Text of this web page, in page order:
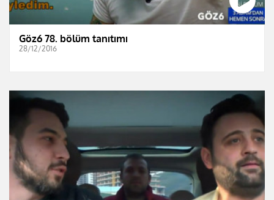
Göz6 78. bölüm tanıtımı
28/12/2016